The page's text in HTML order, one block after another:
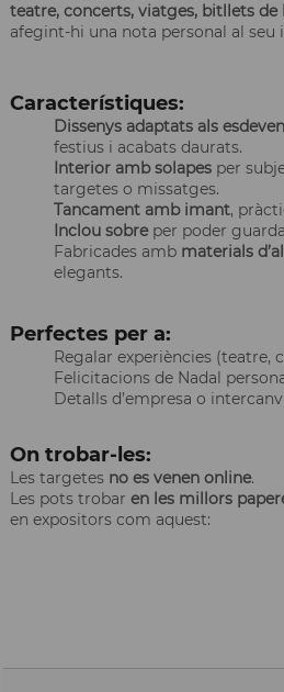
teatre, concerts, viatges, bitllets
afegint-hi una nota personal al seu
Característiques:
Dissenys adaptats als
festius i acabats daurats.
Interior amb solapes per
targetes o missatges.
Tancament amb imant,
Inclou sobreper poder
Fabricades amb materials
elegants.
Perfectes per a:
Regalar experiències (teatre,
Felicitacions de Nadal
Detalls d’empresa o
On trobar-les:
Les targetes no es venen online.
Les pots trobar en les millors
en expositors com aquest: